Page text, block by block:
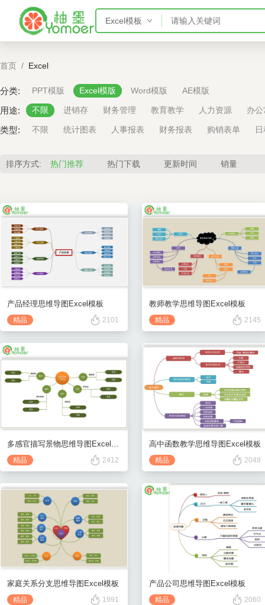
Excel模板
Excel模板
首页 / Excel
分类: PPT模版 Excel模版 Word模版 AE模版
用途: 不限 进销存 财务管理 教育教学 人力资源 办
类型: 不限 统计图表 人事报表 财务报表 购销表单
排序方式: 热门推荐 热门下载 更新时间 销量
产品经理思维导图Excel模板
精品 2101
教师教学思维导图Excel模板
精品 2145
精品 2412
高中函数教学思维导图Excel模板
精品 2048
家庭关系分支思维导图Excel模板
精品 1991
产品公司思维导图Excel模板
精品 2060